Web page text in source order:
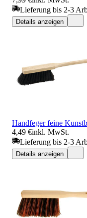
Lieferung bis 2-3
Details anzeigen
Handfeger feine
4,49 €inkl. MwSt.
Lieferung bis 2-3
Details anzeigen